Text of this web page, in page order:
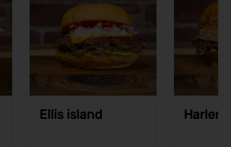
Ellis island Harlem